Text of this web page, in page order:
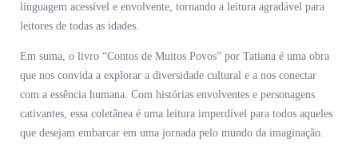
linguagem acessível e envolvente, tornando a leitura agradável para
leitores de todas as idades.
Em suma, o livro “Contos de Muitos Povos” por Tatiana é uma obra
que nos convida a explorar a diversidade cultural e a nos conectar
com a essência humana. Com histórias envolventes e personagens
cativantes, essa coletânea é uma leitura imperdível para todos aqueles
que desejam embarcar em uma jornada pelo mundo da imaginação.